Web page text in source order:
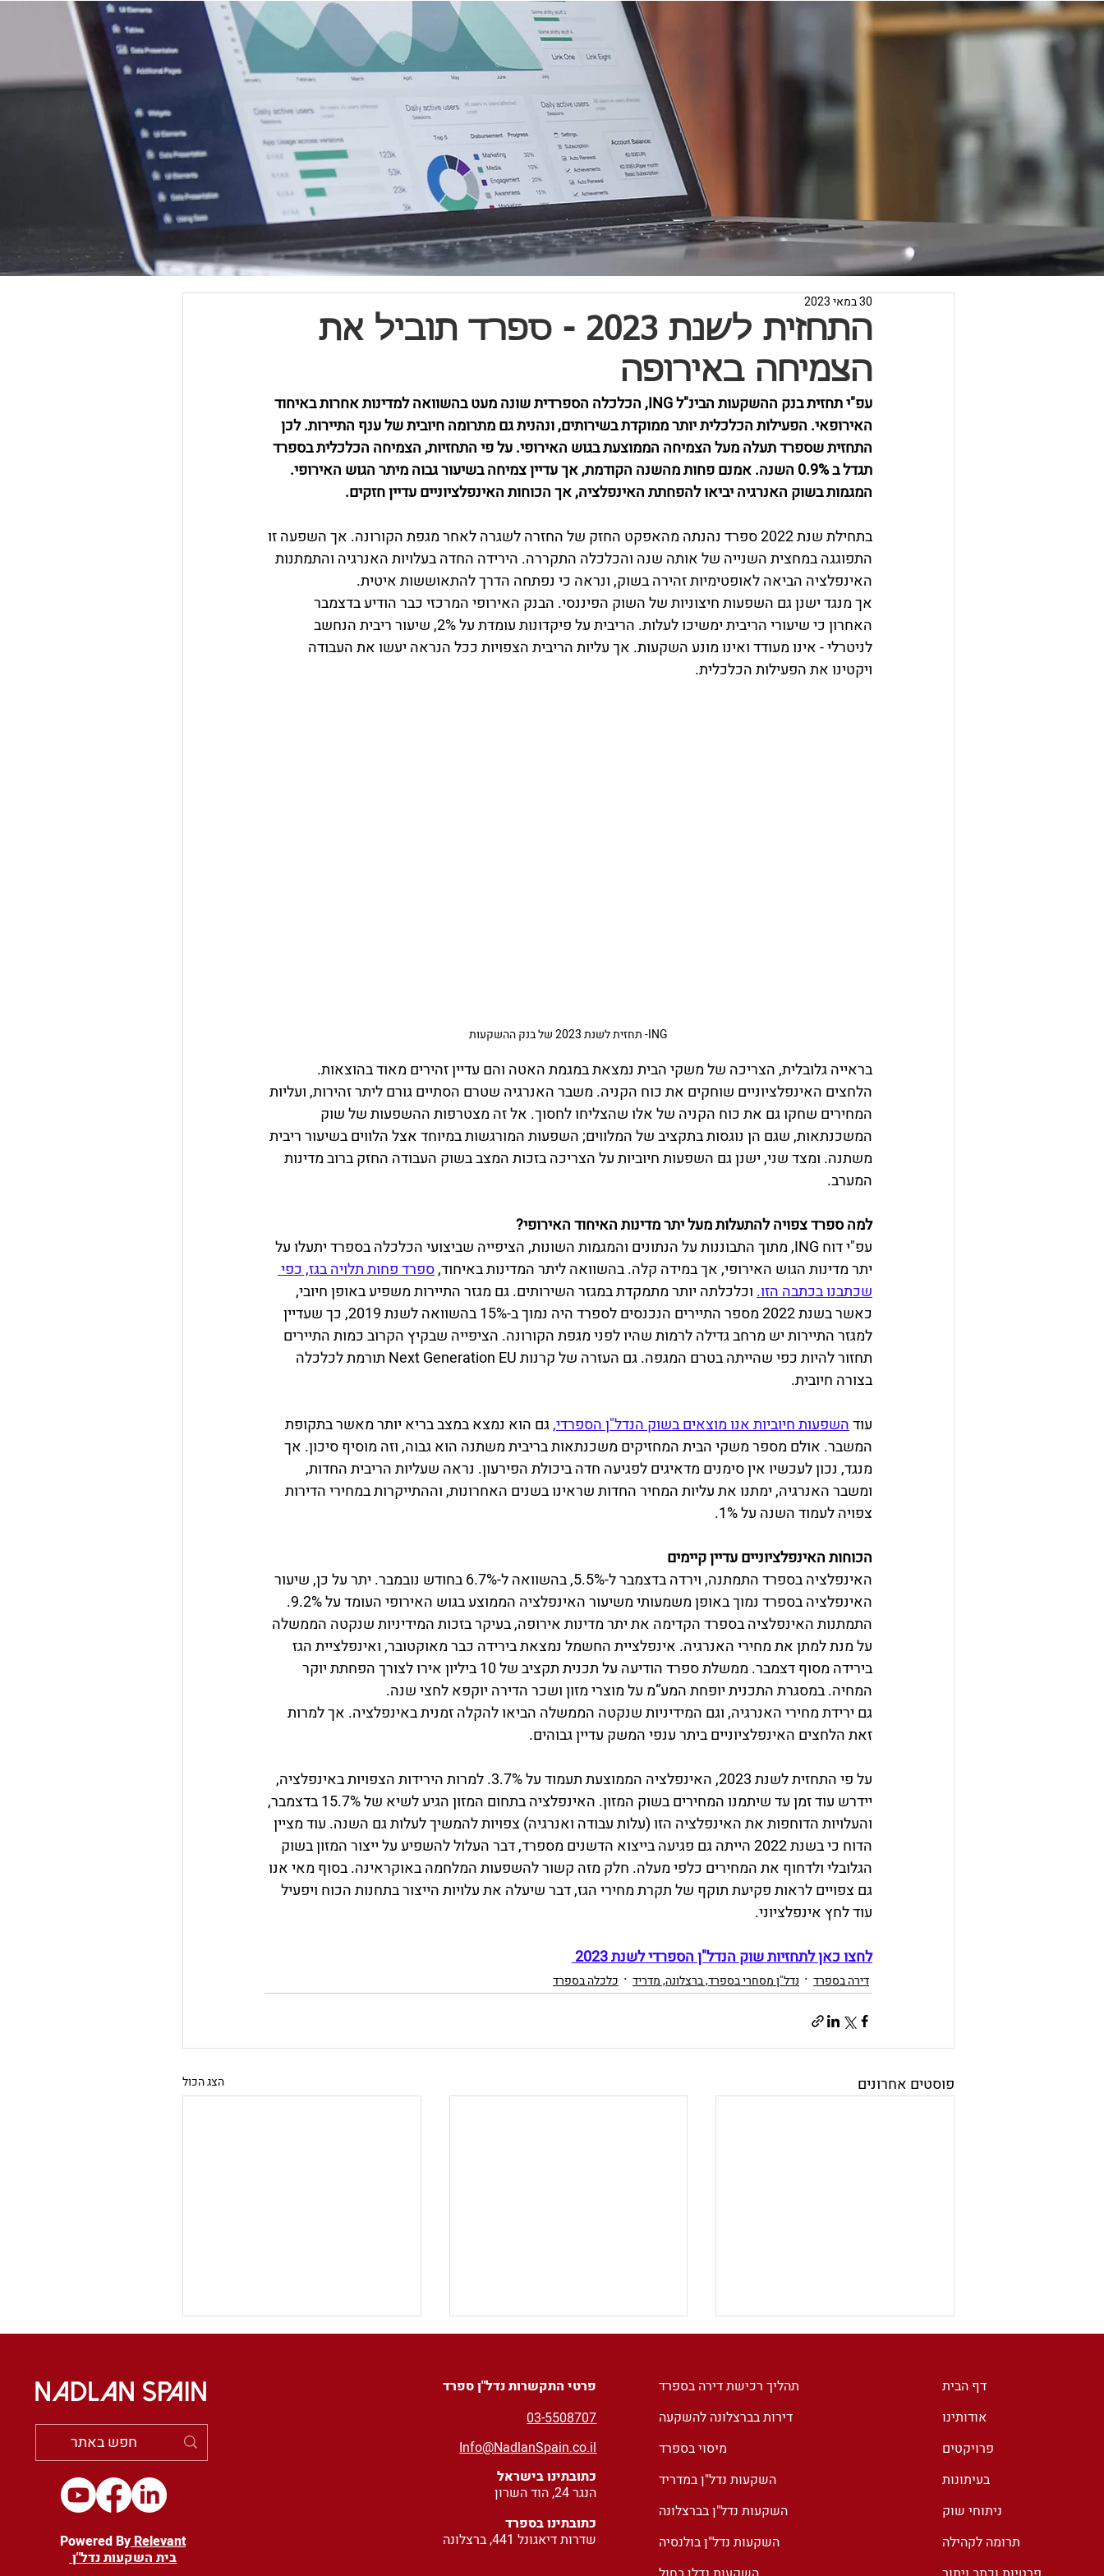
התחזית לשנת 2023 - ספרד תוביל את
הצמיחה באירופה
30 במאי 2023
עפ"י תחזית בנק ההשקעות הבינ"ל ING, הכלכלה הספרדית שונה מעט בהשוואה למדינות אחרות באיחוד
האירופאי. הפעילות הכלכלית יותר ממוקדת בשירותים, ונהנית גם מתרומה חיובית של ענף התיירות. לכן
התחזית שספרד תעלה מעל הצמיחה הממוצעת בגוש האירופי. על פי התחזיות, הצמיחה הכלכלית בספרד
תגדל ב 0.9% השנה. אמנם פחות מהשנה הקודמת, אך עדיין צמיחה בשיעור גבוה מיתר הגוש האירופי.
המגמות בשוק האנרגיה יביאו להפחתת האינפלציה, אך הכוחות האינפלציוניים עדיין חזקים.
בתחילת שנת 2022 ספרד נהנתה מהאפקט החזק של החזרה לשגרה לאחר מגפת הקורונה. אך השפעה זו
התפוגגה במחצית השנייה של אותה שנה והכלכלה התקררה. הירידה החדה בעלויות האנרגיה והתמתנות
האינפלציה הביאה לאופטימיות זהירה בשוק, ונראה כי נפתחה הדרך להתאוששות איטית.
אך מנגד ישנן גם השפעות חיצוניות של השוק הפיננסי. הבנק האירופי המרכזי כבר הודיע בדצמבר
האחרון כי שיעורי הריבית ימשיכו לעלות. הריבית על פיקדונות עומדת על 2%, שיעור ריבית הנחשב
לניטרלי - אינו מעודד ואינו מונע השקעות. אך עליות הריבית הצפויות ככל הנראה יעשו את העבודה
ויקטינו את הפעילות הכלכלית.
ING- תחזית לשנת 2023 של בנק ההשקעות
בראייה גלובלית, הצריכה של משקי הבית נמצאת במגמת האטה והם עדיין זהירים מאוד בהוצאות.
הלחצים האינפלציוניים שוחקים את כוח הקניה. משבר האנרגיה שטרם הסתיים גורם ליתר זהירות, ועליות
המחירים שחקו גם את כוח הקניה של אלו שהצליחו לחסוך. אל זה מצטרפות ההשפעות של שוק
המשכנתאות, שגם הן נוגסות בתקציב של המלווים; השפעות המורגשות במיוחד אצל הלווים בשיעור ריבית
משתנה. ומצד שני, ישנן גם השפעות חיוביות על הצריכה בזכות המצב בשוק העבודה החזק ברוב מדינות
המערב.
למה ספרד צפויה להתעלות מעל יתר מדינות האיחוד האירופי?
עפ"י דוח ING, מתוך התבוננות על הנתונים והמגמות השונות, הציפייה שביצועי הכלכלה בספרד יתעלו על
יתר מדינות הגוש האירופי, אך במידה קלה. בהשוואה ליתר המדינות באיחוד, ספרד פחות תלויה בגז, כפי
שכתבנו בכתבה הזו. וכלכלתה יותר מתמקדת במגזר השירותים. גם מגזר התיירות משפיע באופן חיובי,
כאשר בשנת 2022 מספר התיירים הנכנסים לספרד היה נמוך ב-15% בהשוואה לשנת 2019, כך שעדיין
למגזר התיירות יש מרחב גדילה לרמות שהיו לפני מגפת הקורונה. הציפייה שבקיץ הקרוב כמות התיירים
תחזור להיות כפי שהייתה בטרם המגפה. גם העזרה של קרנות Next Generation EU תורמת לכלכלה
בצורה חיובית.
עוד השפעות חיוביות אנו מוצאים בשוק הנדל"ן הספרדי, גם הוא נמצא במצב בריא יותר מאשר בתקופת
המשבר. אולם מספר משקי הבית המחזיקים משכנתאות בריבית משתנה הוא גבוה, וזה מוסיף סיכון. אך
מנגד, נכון לעכשיו אין סימנים מדאיגים לפגיעה חדה ביכולת הפירעון. נראה שעליות הריבית החדות,
ומשבר האנרגיה, ימתנו את עליות המחיר החדות שראינו בשנים האחרונות, וההתייקרות במחירי הדירות
צפויה לעמוד השנה על 1%.
הכוחות האינפלציוניים עדיין קיימים
האינפלציה בספרד התמתנה, וירדה בדצמבר ל-5.5%, בהשוואה ל-6.7% בחודש נובמבר. יתר על כן, שיעור
האינפלציה בספרד נמוך באופן משמעותי משיעור האינפלציה הממוצע בגוש האירופי העומד על 9.2%.
התמתנות האינפלציה בספרד הקדימה את יתר מדינות אירופה, בעיקר בזכות המידיניות שנקטה הממשלה
על מנת למתן את מחירי האנרגיה. אינפלציית החשמל נמצאת בירידה כבר מאוקטובר, ואינפלציית הגז
בירידה מסוף דצמבר. ממשלת ספרד הודיעה על תכנית תקציב של 10 ביליון אירו לצורך הפחתת יוקר
המחיה. במסגרת התכנית יופחת המע“מ על מוצרי מזון ושכר הדירה יוקפא לחצי שנה.
גם ירידת מחירי האנרגיה, וגם המידיניות שנקטה הממשלה הביאו להקלה זמנית באינפלציה. אך למרות
זאת הלחצים האינפלציוניים ביתר ענפי המשק עדיין גבוהים.
על פי התחזית לשנת 2023, האינפלציה הממוצעת תעמוד על 3.7%. למרות הירידות הצפויות באינפלציה,
יידרש עוד זמן עד שיתמנו המחירים בשוק המזון. האינפלציה בתחום המזון הגיע לשיא של 15.7% בדצמבר,
והעלויות הדוחפות את האינפלציה הזו (עלות עבודה ואנרגיה) צפויות להמשיך לעלות גם השנה. עוד מציין
הדוח כי בשנת 2022 הייתה גם פגיעה בייצוא הדשנים מספרד, דבר העלול להשפיע על ייצור המזון בשוק
הגלובלי ולדחוף את המחירים כלפי מעלה. חלק מזה קשור להשפעות המלחמה באוקראינה. בסוף מאי אנו
גם צפויים לראות פקיעת תוקף של תקרת מחירי הגז, דבר שיעלה את עלויות הייצור בתחנות הכוח ויפעיל
עוד לחץ אינפלציוני.
לחצו כאן לתחזיות שוק הנדל"ן הספרדי לשנת 2023
דירה בספרד נדל"ן מסחרי בספרד, ברצלונה, מדריד כלכלה בספרד
פוסטים אחרונים הצג הכול
ההצהרה של ראש הממשלה?
עדכונים לחוק הדיור של
ספרד ומיעוט היתרים
Powered ByRelevant
בית השקעות נדל"ן
פרטי התקשרות נדל"ן ספרד
03-5508707
Info@NadlanSpain.co.il
כתובתינו בישראל
הנגר 24, הוד השרון
כתובתינו בספרד
שדרות דיאגונל 441, ברצלונה
תהליך רכישת דירה בספרד
דירות בברצלונה להשקעה
מיסוי בספרד
השקעות נדל"ן במדריד
השקעות נדל"ן בברצלונה
השקעות נדל"ן בולנסיה
דף הבית
אודותינו
פרויקטים
בעיתונות
ניתוחי שוק
תרומה לקהילה